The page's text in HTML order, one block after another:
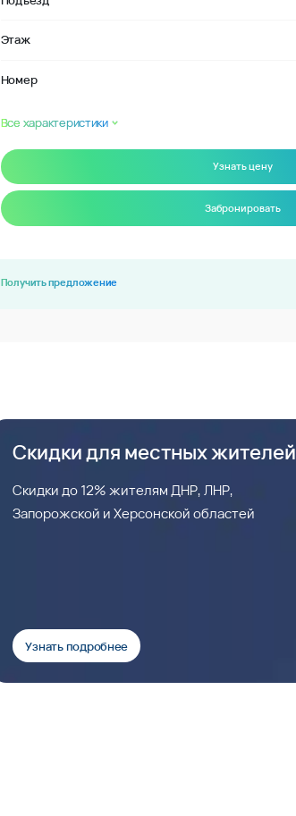
Этаж
Номер
Все характеристики
Узнать цену
Забронировать
Получить предложение
Скидки для местных жителей
Скидки до 12% жителям ДНР, ЛНР,
Запорожской и Херсонской областей
Узнать подробнее